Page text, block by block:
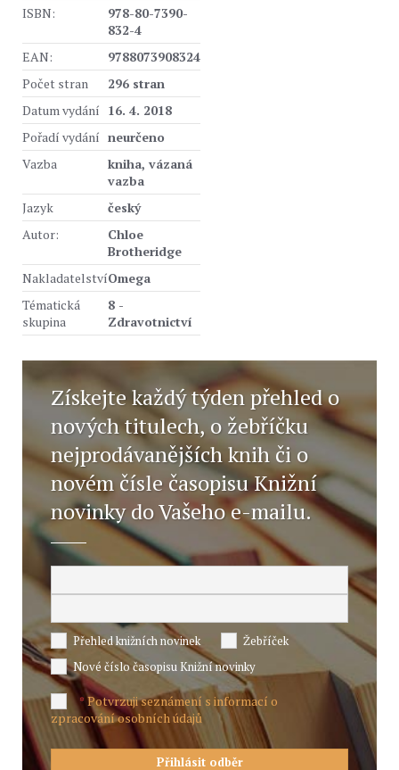
ISBN:
978-80-7390-
832-4
EAN:
9788073908324
Počet stran
296 stran
Datum vydání 16. 4. 2018
Pořadí vydání neurčeno
Vazba
kniha, vázaná
vazba
Jazyk
český
Autor:
Chloe
Brotheridge
NakladatelstvíOmega
Tématická
skupina
8 -
Zdravotnictví
Získejte každý týden přehled o
nových titulech, o žebříčku
nejprodávanějších knih či o
novém čísle časopisu Knižní
novinky do Vašeho e-mailu.
Přehled knižních novinek
Žebříček
Nové číslo časopisu Knižní novinky
*Potvrzuji seznámení s informací o
zpracování osobních údajů